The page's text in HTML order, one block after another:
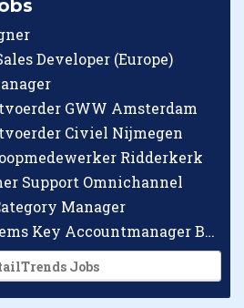
Developer (Europe)
GWW Amsterdam
Civiel Nijmegen
Ridderkerk
Support Omnichannel
Manager
Checkpoint Systems Key Accountmanager Benelux
Jobs